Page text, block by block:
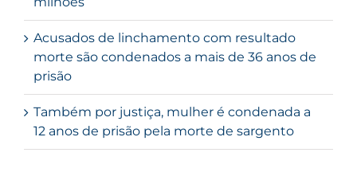
Acusados de linchamento com resultado
morte são condenados a mais de 36 anos de
prisão
Também por justiça, mulher é condenada a
12 anos de prisão pela morte de sargento